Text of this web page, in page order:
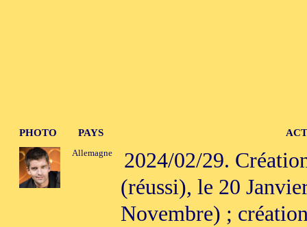
PHOTO PAYS
Allemagne
2024/02/29.
(réussi), le 20
Novembre) ;